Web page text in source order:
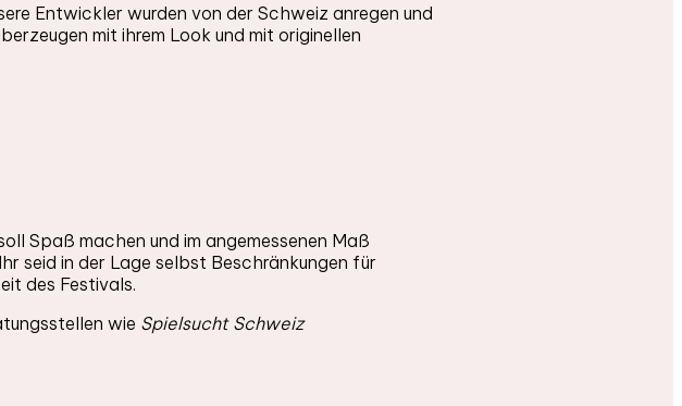
Entwickler wurden von der Schweiz anregen und
mit ihrem Look und mit originellen
Spaß machen und im angemessenen Maß
seid in der Lage selbst Beschränkungen für
des Festivals.
wie Spielsucht Schweiz